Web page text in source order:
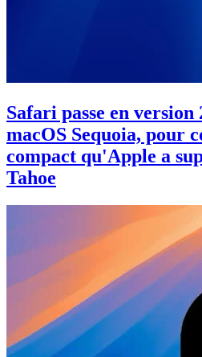
Safari passe en version
macOS Sequoia, pour
compact qu'Apple a
Tahoe